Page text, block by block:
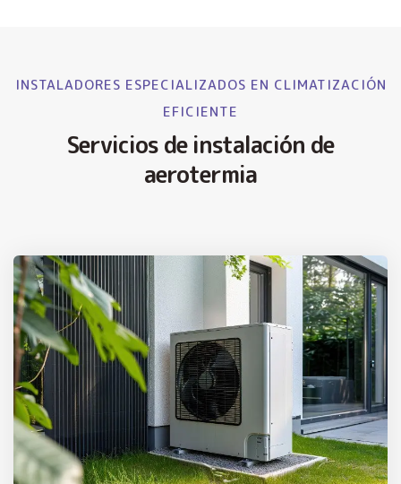
INSTALADORES ESPECIALIZADOS EN CLIMATIZACIÓN
EFICIENTE
Servicios de instalación de
aerotermia